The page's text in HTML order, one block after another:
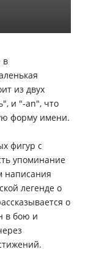
в
из двух
и "-an", что
форму имени.
фигур с
упоминание
написания
легенде о
о
в бою и